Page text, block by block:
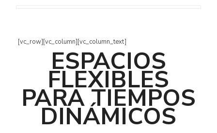
[vc_row][vc_column][vc_column_text]
ESPACIOS
FLEXIBLES
PARA TIEMPOS
DINÁMICOS